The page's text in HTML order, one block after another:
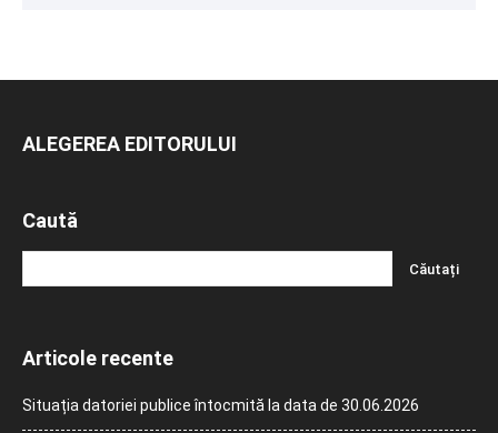
ALEGEREA EDITORULUI
Caută
Articole recente
Situația datoriei publice întocmită la data de 30.06.2026